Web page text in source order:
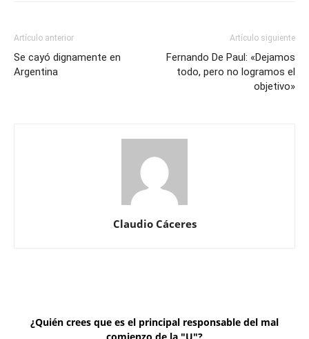
Artículo anterior
Se cayó dignamente en
Argentina
Artículo siguiente
Fernando De Paul: «Dejamos
todo, pero no logramos el
objetivo»
Claudio Cáceres
¿Quién crees que es el principal responsable del mal